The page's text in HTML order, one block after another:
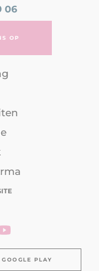
06
OP
GOOGLE PLAY